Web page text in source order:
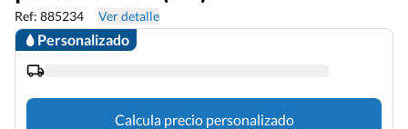
Ref: 885234 Ver detalle
Personalizado
Calcula precio personalizado